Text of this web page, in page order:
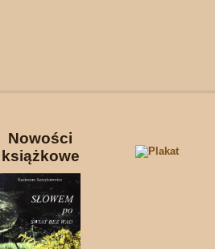
Nowości
książkowe